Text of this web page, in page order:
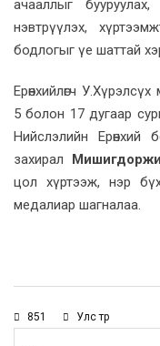
ачааллыг
нэвтрүүлэх,
бодлогыг үе шаттай
Ерөнхийлөгч
5 болон 17 дугаар
Нийслэлийн Ерөнхий
захирал
цол хүртээж, нэр
медалиар шагналаа.
851 Улс төр